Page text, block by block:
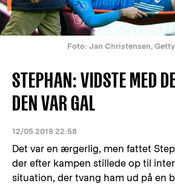
Foto: Jan Christensen,
STEPHAN: VIDSTE MED
DEN VAR GAL
12/05 2019 22:58
Det var en ærgerlig, men fattet
der efter kampen stillede op til
situation, der tvang ham ud på en